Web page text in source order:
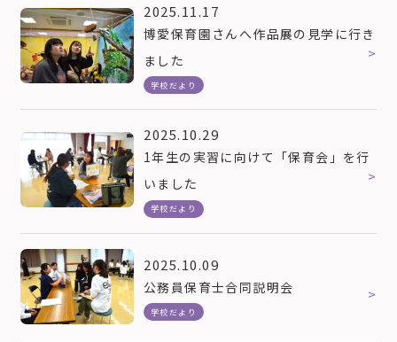
2025.11.17
博愛保育園さんへ作品展の見学に行き
ました
学校だより
2025.10.29
1年生の実習に向けて「保育会」を行
いました
学校だより
2025.10.09
公務員保育士合同説明会
学校だより